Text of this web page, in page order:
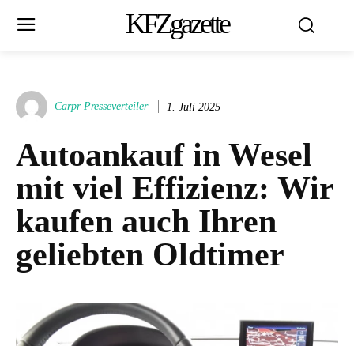
KFZgazette
Carpr Presseverteiler 1. Juli 2025
Autoankauf in Wesel
mit viel Effizienz: Wir
kaufen auch Ihren
geliebten Oldtimer